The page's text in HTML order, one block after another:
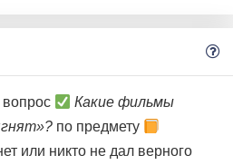
Какие фильмы
по предмету
или никто не дал верного